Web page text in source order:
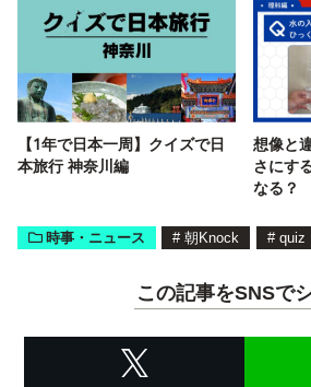
【1年で日本一周】クイズで日
本旅行 神奈川編
想像と
さにす
なる？
時事・ニュース # 朝Knock # quiz
この記事をSNSで